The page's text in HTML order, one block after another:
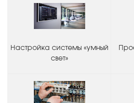
Настройка системы «умный
свет»